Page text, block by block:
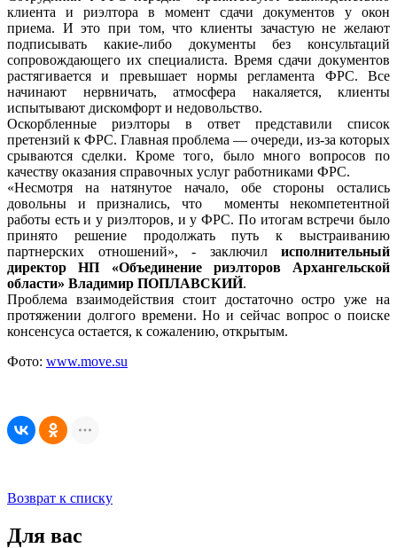
клиента и риэлтора в момент сдачи документов у окон
приема. И это при том, что клиенты зачастую не желают
подписывать какие-либо документы без консультаций
сопровождающего их специалиста. Время сдачи документов
растягивается и превышает нормы регламента ФРС. Все
начинают нервничать, атмосфера накаляется, клиенты
испытывают дискомфорт и недовольство.
Оскорбленные риэлторы в ответ представили список
претензий к ФРС. Главная проблема — очереди, из-за которых
срываются сделки. Кроме того, было много вопросов по
качеству оказания справочных услуг работниками ФРС.
«Несмотря на натянутое начало, обе стороны остались
довольны и признались, что моменты некомпетентной
работы есть и у риэлторов, и у ФРС. По итогам встречи было
принято решение продолжать путь к выстраиванию
партнерских отношений», - заключил исполнительный
директор НП «Объединение риэлторов Архангельской
области» Владимир ПОПЛАВСКИЙ.
Проблема взаимодействия стоит достаточно остро уже на
протяжении долгого времени. Но и сейчас вопрос о поиске
консенсуса остается, к сожалению, открытым.
Фото: www.move.su
Возврат к списку
Для вас